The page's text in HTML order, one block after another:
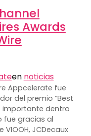
Awards
en noticias
Appcelerate fue
del premio “Best
importante dentro
fue gracias al
JCDecaux